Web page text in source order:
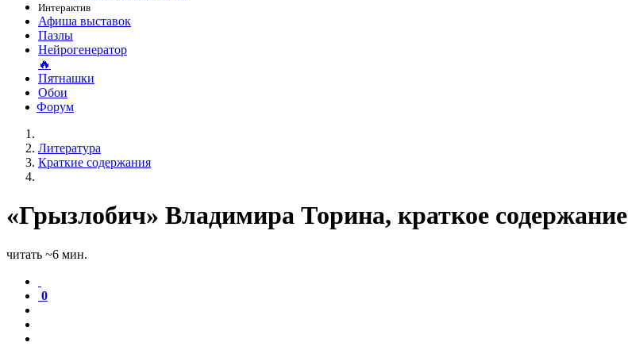
Интерактив
Афиша выставок
Пазлы
Нейрогенератор
🔥
Пятнашки
Обои
Форум
Литература
Краткие содержания
«Грызлобич» Владимира Торина, краткое содержание
читать ~6 мин.
0